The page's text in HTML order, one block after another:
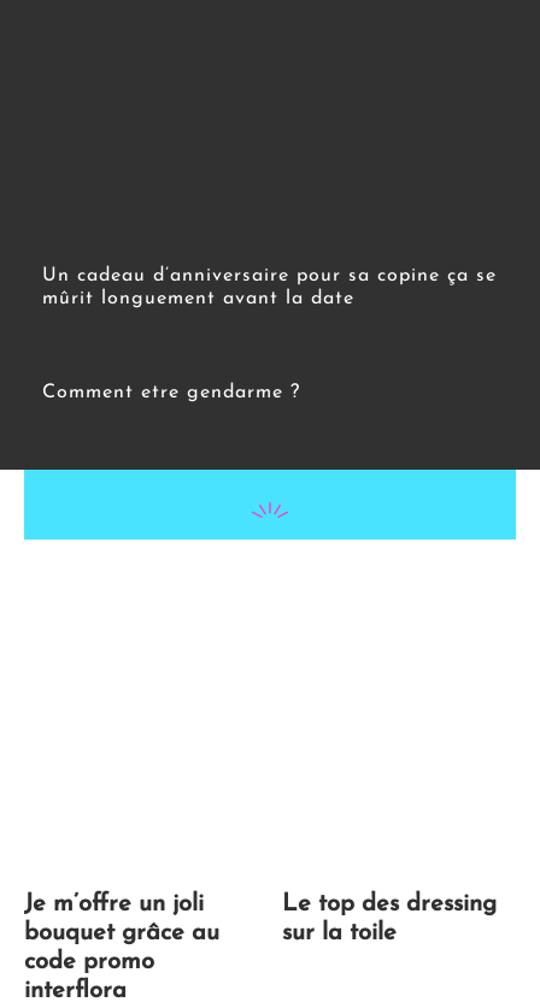
Un cadeau d’anniversaire pour sa copine ça se
mûrit longuement avant la date
Comment etre gendarme ?
Je m’offre un joli
bouquet grâce au
code promo
interflora
Le top des dressing
sur la toile